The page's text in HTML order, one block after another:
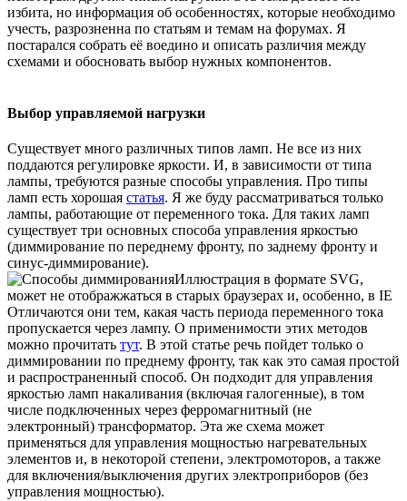
избита, но информация об особенностях, которые необходимо
учесть, разрозненна по статьям и темам на форумах. Я
постарался собрать её воедино и описать различия между
схемами и обосновать выбор нужных компонентов.
Выбор управляемой нагрузки
Существует много различных типов ламп. Не все из них
поддаются регулировке яркости. И, в зависимости от типа
лампы, требуются разные способы управления. Про типы
ламп есть хорошая статья. Я же буду рассматриваться только
лампы, работающие от переменного тока. Для таких ламп
существует три основных способа управления яркостью
(диммирование по переднему фронту, по заднему фронту и
синус-диммирование).
Иллюстрация в формате SVG,
может не отображжаться в старых браузерах и, особенно, в IE
Отличаются они тем, какая часть периода переменного тока
пропускается через лампу. О применимости этих методов
можно прочитать тут. В этой статье речь пойдет только о
диммировании по преднему фронту, так как это самая простой
и распространенный способ. Он подходит для управления
яркостью ламп накаливания (включая галогенные), в том
числе подключенных через ферромагнитный (не
электронный) трансформатор. Эта же схема может
применяться для управления мощностью нагревательных
элементов и, в некоторой степени, электромоторов, а также
для включения/выключения других электроприборов (без
управления мощностью).